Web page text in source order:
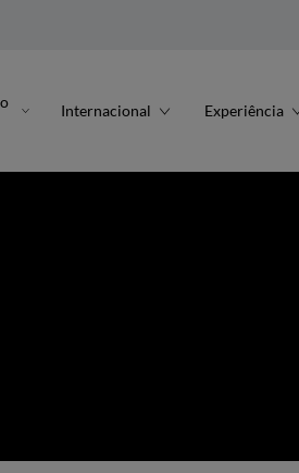
Internacional Experiência